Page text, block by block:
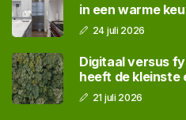
in een warme
24 juli 2026
Digitaal versus
heeft de kleinste
21 juli 2026